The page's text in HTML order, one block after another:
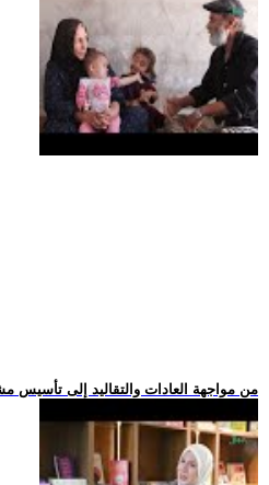
.. من مواجهة العادات والتقاليد إلى